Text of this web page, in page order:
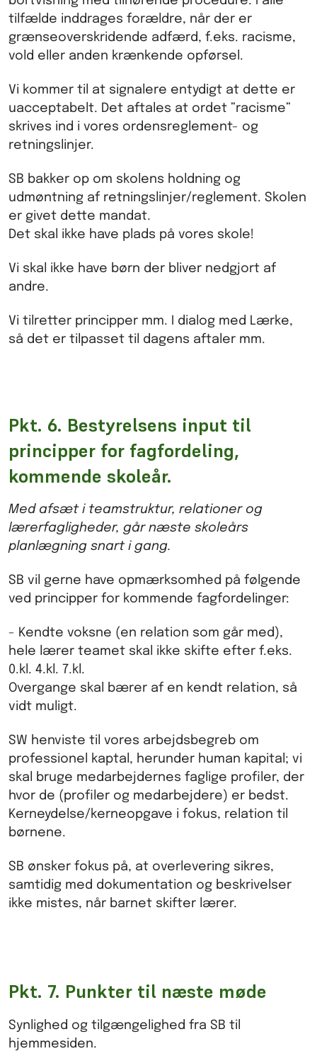
tilfælde inddrages forældre, når der er
grænseoverskridende adfærd, f.eks. racisme,
vold eller anden krænkende opførsel.
Vi kommer til at signalere entydigt at dette er
uacceptabelt. Det aftales at ordet ”racisme”
skrives ind i vores ordensreglement- og
retningslinjer.
SB bakker op om skolens holdning og
udmøntning af retningslinjer/reglement. Skolen
er givet dette mandat.
Det skal ikke have plads på vores skole!
Vi skal ikke have børn der bliver nedgjort af
andre.
Vi tilretter principper mm. I dialog med Lærke,
så det er tilpasset til dagens aftaler mm.
Pkt. 6. Bestyrelsens input til
principper for fagfordeling,
kommende skoleår.
Med afsæt i teamstruktur, relationer og
lærerfagligheder, går næste skoleårs
planlægning snart i gang.
SB vil gerne have opmærksomhed på følgende
ved principper for kommende fagfordelinger:
- Kendte voksne (en relation som går med),
hele lærer teamet skal ikke skifte efter f.eks.
0.kl. 4.kl. 7.kl.
Overgange skal bærer af en kendt relation, så
vidt muligt.
SW henviste til vores arbejdsbegreb om
professionel kaptal, herunder human kapital; vi
skal bruge medarbejdernes faglige profiler, der
hvor de (profiler og medarbejdere) er bedst.
Kerneydelse/kerneopgave i fokus, relation til
børnene.
SB ønsker fokus på, at overlevering sikres,
samtidig med dokumentation og beskrivelser
ikke mistes, når barnet skifter lærer.
Pkt. 7. Punkter til næste møde
Synlighed og tilgængelighed fra SB til
hjemmesiden.